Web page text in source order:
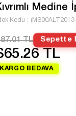
Kodu
TL Sepette
TL
KARGO BEDAVA